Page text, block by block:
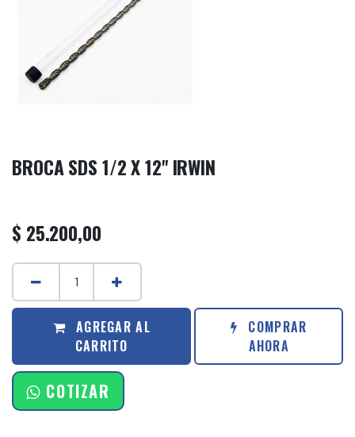
BROCA SDS 1/2 X 12'' IRWIN
$ 25.200,00
AGREGAR AL
CARRITO
COMPRAR
AHORA
COTIZAR